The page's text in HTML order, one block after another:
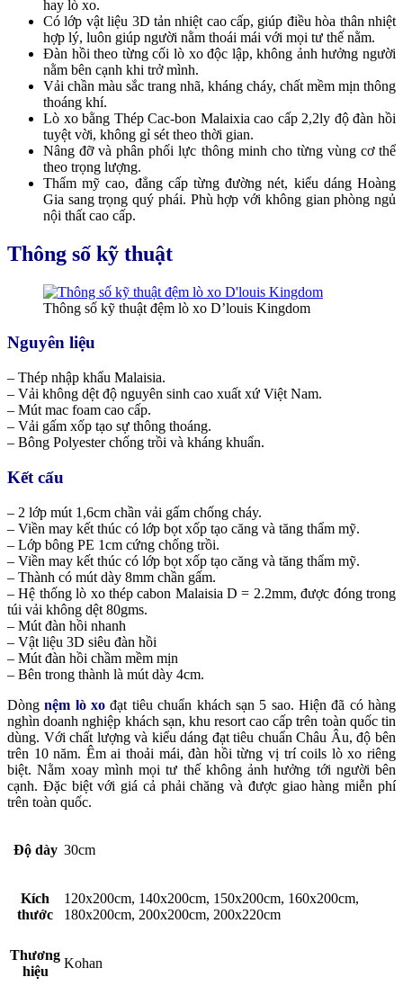
hay lò xo.
Có lớp vật liệu 3D tản nhiệt cao cấp, giúp điều hòa thân nhiệt
hợp lý, luôn giúp người nằm thoái mái với mọi tư thế nằm.
Đàn hồi theo từng cối lò xo độc lập, không ảnh hưởng người
nằm bên cạnh khi trở mình.
Vải chần màu sắc trang nhã, kháng cháy, chất mềm mịn thông
thoáng khí.
Lò xo bằng Thép Cac-bon Malaixia cao cấp 2,2ly độ đàn hồi
tuyệt vời, không gỉ sét theo thời gian.
Nâng đỡ và phân phối lực thông minh cho từng vùng cơ thể
theo trọng lượng.
Thẩm mỹ cao, đẳng cấp từng đường nét, kiểu dáng Hoàng
Gia sang trọng quý phái. Phù hợp với không gian phòng ngủ
nội thất cao cấp.
Thông số kỹ thuật
Thông số kỹ thuật đệm lò xo D’louis Kingdom
Nguyên liệu
– Thép nhập khẩu Malaisia.
– Vải không dệt độ nguyên sinh cao xuất xứ Việt Nam.
– Mút mac foam cao cấp.
– Vải gấm xốp tạo sự thông thoáng.
– Bông Polyester chống trồi và kháng khuẩn.
Kết cấu
– 2 lớp mút 1,6cm chần vải gấm chống cháy.
– Viền may kết thúc có lớp bọt xốp tạo căng và tăng thẩm mỹ.
– Lớp bông PE 1cm cứng chống trồi.
– Viền may kết thúc có lớp bọt xốp tạo căng và tăng thẩm mỹ.
– Thành có mút dày 8mm chần gấm.
– Hệ thống lò xo thép cabon Malaisia D = 2.2mm, được đóng trong
túi vải không dệt 80gms.
– Mút đàn hồi nhanh
– Vật liệu 3D siêu đàn hồi
– Mút đàn hồi chầm mềm mịn
– Bên trong thành là mút dày 4cm.
Dòngnệm lò xo đạt tiêu chuẩn khách sạn 5 sao. Hiện đã có hàng
nghìn doanh nghiệp khách sạn, khu resort cao cấp trên toàn quốc tin
dùng. Với chất lượng và kiểu dáng đạt tiêu chuẩn Châu Âu, độ bên
trên 10 năm. Êm ai thoải mái, đàn hồi từng vị trí coils lò xo riêng
biệt. Nằm xoay mình mọi tư thế không ảnh hưởng tới người bên
cạnh. Đặc biệt với giá cả phải chăng và được giao hàng miễn phí
trên toàn quốc.
Độ dày 30cm
Kích
thước
120x200cm, 140x200cm, 150x200cm, 160x200cm,
180x200cm, 200x200cm, 200x220cm
Thương
hiệu
Kohan